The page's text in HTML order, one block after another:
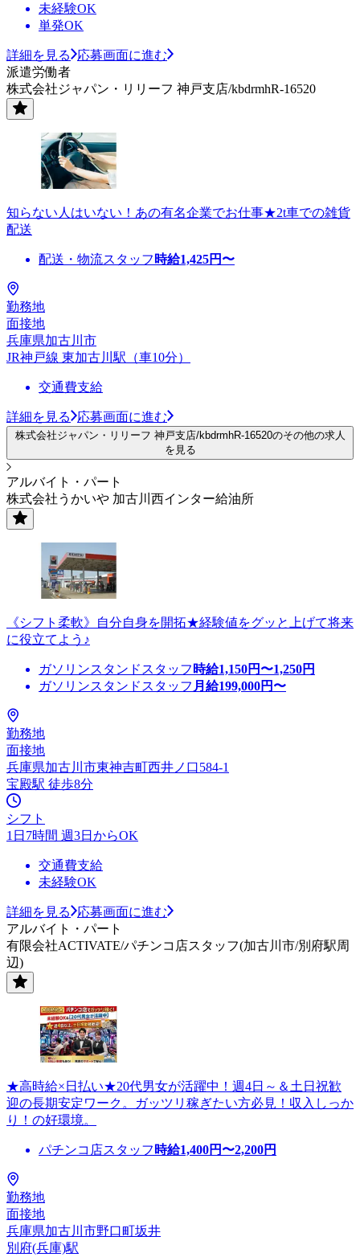
未経験OK
単発OK
詳細を見る
応募画面に進む
派遣労働者
株式会社ジャパン・リリーフ 神戸支店/kbdrmhR-16520
知らない人はいない！あの有名企業でお仕事★2t車での雑貨
配送
配送・物流スタッフ 時給1,425円〜
勤務地
面接地
兵庫県加古川市
JR神戸線 東加古川駅（車10分）
交通費支給
詳細を見る 応募画面に進む
株式会社ジャパン・リリーフ 神戸支店/kbdrmhR-16520のその他の求人
を見る
アルバイト・パート
株式会社うかいや 加古川西インター給油所
《シフト柔軟》自分自身を開拓★経験値をグッと上げて将来
に役立てよう♪
ガソリンスタンドスタッフ 時給1,150円〜1,250円
ガソリンスタンドスタッフ 月給199,000円〜
勤務地
面接地
兵庫県加古川市東神吉町西井ノ口584-1
宝殿駅 徒歩8分
シフト
1日7時間 週3日からOK
交通費支給
未経験OK
詳細を見る
応募画面に進む
アルバイト・パート
有限会社ACTIVATE/パチンコ店スタッフ(加古川市/別府駅周
辺)
★高時給×日払い★20代男女が活躍中！週4日～＆土日祝歓
迎の長期安定ワーク。ガッツリ稼ぎたい方必見！収入しっか
り！の好環境。
パチンコ店スタッフ 時給1,400円〜2,200円
勤務地
面接地
兵庫県加古川市野口町坂井
別府(兵庫)駅